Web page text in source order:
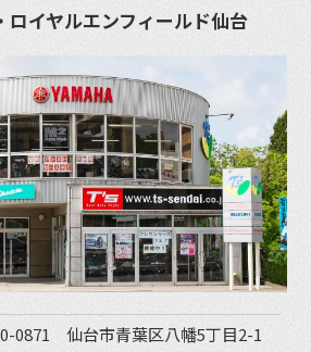
ロイヤルエンフィールド仙台
0871 仙台市青葉区八幡5丁目2-1